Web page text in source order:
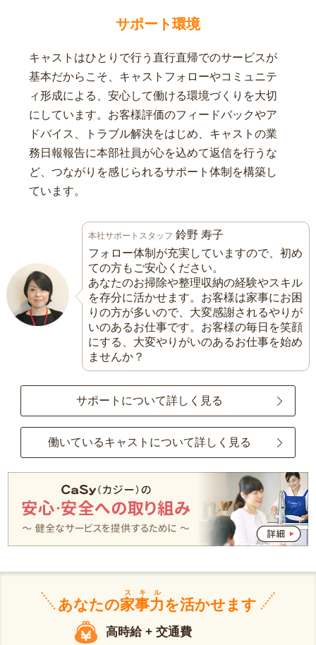
サポート環境
キャストはひとりで行う直行直帰でのサービスが
基本だからこそ、キャストフォローやコミュニテ
ィ形成による、安心して働ける環境づくりを大切
にしています。お客様評価のフィードバックやア
ドバイス、トラブル解決をはじめ、キャストの業
務日報報告に本部社員が心を込めて返信を行うな
ど、つながりを感じられるサポート体制を構築し
ています。
本社サポートスタッフ 鈴野 寿子
フォロー体制が充実していますので、初め
ての方もご安心ください。
あなたのお掃除や整理収納の経験やスキル
を存分に活かせます。お客様は家事にお困
りの方が多いので、大変感謝されるやりが
いのあるお仕事です。お客様の毎日を笑顔
にする、大変やりがいのあるお仕事を始め
ませんか？
サポートについて詳しく見る
働いているキャストについて詳しく見る
あなたの家事力
スキル
を活かせます
高時給 + 交通費